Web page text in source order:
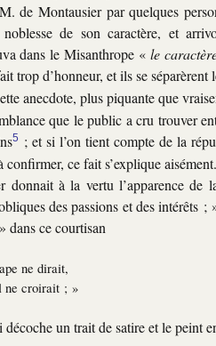
de Montausier par quelques
de son caractère, et
dans le Misanthrope«le
trop d’honneur, et ils se séparèrent
anecdote, plus piquante que
que le public a cru trouver
5 ; et si l’on tient compte de la
confirmer, ce fait s’explique aisément.
donnait à la vertu l’apparence
des passions et des intérêts ;
dans ce courtisan
ne dirait,
ne croirait ; »
un trait de satire et le peint